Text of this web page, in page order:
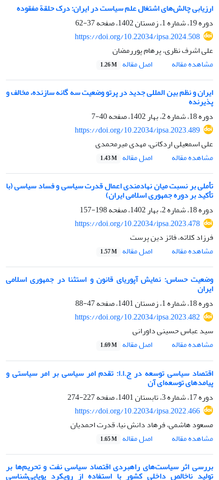
ارزیابی چالش‌های اشتغال علم سیاست در ایران: درک حلقة مفقوده
دوره 19، شماره 1، زمستان 1402، صفحه
37-62
https://doi.org/10.22034/ipsa.2024.508
علی اشرف نظری، پرهام پوررمضان
مشاهده مقاله
اصل مقاله 1.26 M
ایران و نظم بین‏ المللی جدید در پرتو وضعیت سه‏ گانه‏ سازنده، مخالف و
پذیرنده
دوره 18، شماره 2، بهار 1402، صفحه
40-7
https://doi.org/10.22034/ipsa.2023.489
علی اسمعیلی اردکانی، مهدی میرمحمدی
مشاهده مقاله
اصل مقاله 1.43 M
تأملی بر نسبت میان نهادمندی اعمال قدرت سیاسی و فساد سیاسی (با
تأکید بر دوره جمهوری اسلامی ایران)
دوره 18، شماره 2، بهار 1402، صفحه
198-157
https://doi.org/10.22034/ipsa.2023.478
فرزاد کلاته، فائز دین پرست
مشاهده مقاله
اصل مقاله 1.57 M
وضعیت حساس: نمایش آپوریای قانون و استثنا در جمهوری اسلامی
ایران
دوره 18، شماره 1، زمستان 1401، صفحه
47-88
https://doi.org/10.22034/ipsa.2023.482
سید عباس حسینی داورانی
مشاهده مقاله
اصل مقاله 1.69 M
اقتصاد سیاسی توسعه در ج.ا.ا: تقدم امر سیاسی بر امر سیاستی و
پیامدهای توسعه‌ای آن
دوره 17، شماره 3، تابستان 1401، صفحه
227-274
https://doi.org/10.22034/ipsa.2022.466
مسعود هاشمی، فرهاد دانش نیا، قدرت احمدیان
مشاهده مقاله
اصل مقاله 1.65 M
بررسی اثر سیاست‌های راهبردی اقتصاد سیاسی نفت و تحریم‌ها بر
تولید ناخالص داخلی کشور با استفاده از رویکرد پویایی‌شناسی